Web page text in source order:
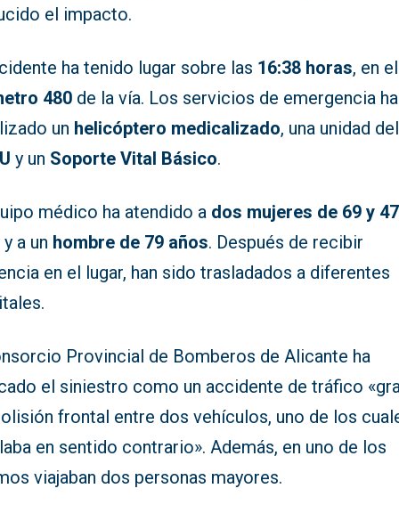
el impacto.
ha tenido lugar sobre las 16:38 horas, en el
480 de la vía. Los servicios de emergencia
un helicóptero medicalizado, una unidad del
y un Soporte Vital Básico.
médico ha atendido a dos mujeres de 69 y 47
y a un hombre de 79 años. Después de recibir
en el lugar, han sido trasladados a diferentes
Provincial de Bomberos de Alicante ha
el siniestro como un accidente de tráfico
frontal entre dos vehículos, uno de los
en sentido contrario». Además, en uno de los
viajaban dos personas mayores.